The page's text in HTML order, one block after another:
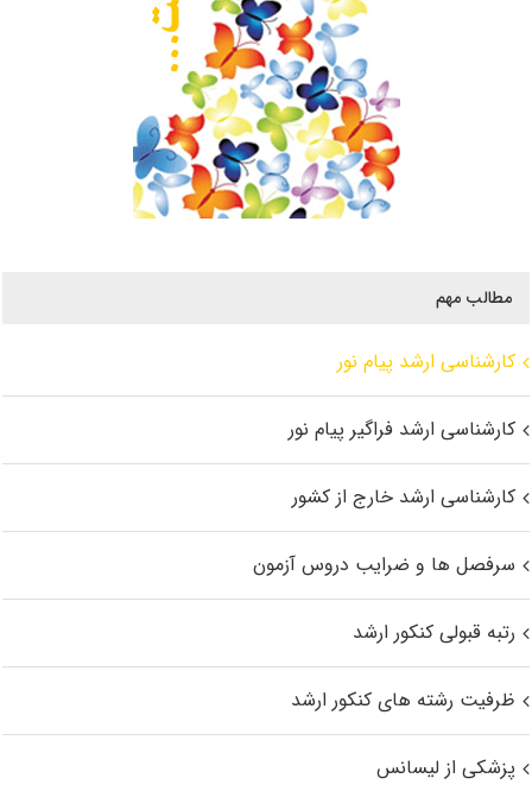
مطالب مهم
کارشناسی ارشد پیام نور
کارشناسی ارشد فراگیر پیام نور
کارشناسی ارشد خارج از کشور
سرفصل ها و ضرایب دروس آزمون
رتبه قبولی کنکور ارشد
ظرفیت رشته های کنکور ارشد
پزشکی از لیسانس